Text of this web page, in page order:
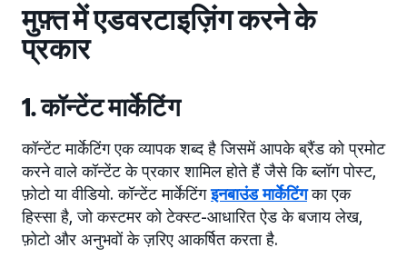
मुफ़्त में एडवरटाइज़िंग करने के
प्रकार
1. कॉन्टेंट मार्केटिंग
कॉन्टेंट मार्केटिंग एक व्यापक शब्द है जिसमें आपके ब्रैंड को प्रमोट
करने वाले कॉन्टेंट के प्रकार शामिल होते हैं जैसे कि ब्लॉग पोस्ट,
फ़ोटो या वीडियो. कॉन्टेंट मार्केटिंगइनबाउंड मार्केटिंगका एक
हिस्सा है, जो कस्टमर को टेक्स्ट-आधारित ऐड के बजाय लेख,
फ़ोटो और अनुभवों के ज़रिए आकर्षित करता है.